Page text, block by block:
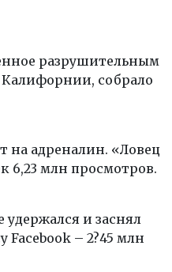
разрушительным
собрало
на адреналин. «Ловец
6,23 млн просмотров.
удержался и заснял
Facebook – 2?45 млн